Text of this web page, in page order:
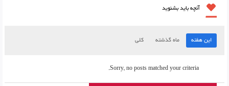
آنچه باید بشنوید
این هفته ماه گذشته کلی
Sorry, no posts matched your criteria.